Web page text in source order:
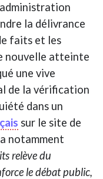
la délivrance
faits et les
nouvelle atteinte
une vive
de la vérification
dans un
sur le site de
notamment
relève du
le débat public,